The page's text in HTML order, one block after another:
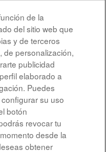
de la
del sitio web que
y de terceros
de personalización,
publicidad
elaborado a
Puedes
su uso
botón
revocar tu
desde la
obtener